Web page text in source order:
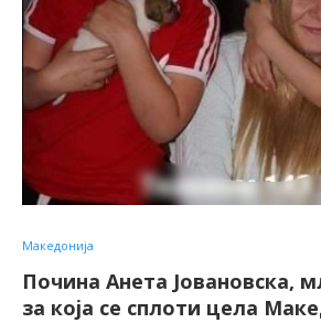
Македонија
Почина Анета Јовановска,
за која се сплоти цела